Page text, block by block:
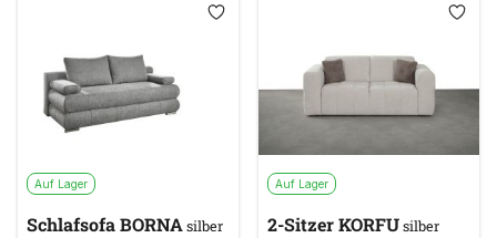
Auf Lager
Schlafsofa BORNAsilber
Auf Lager
2-Sitzer KORFUsilber